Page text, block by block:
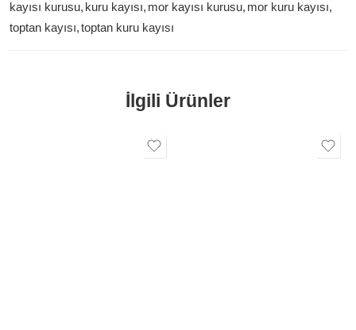
kayısı kurusu, kuru kayısı, mor kayısı kurusu, mor kuru kayısı,
toptan kayısı,toptan kuru kayısı
İlgili Ürünler